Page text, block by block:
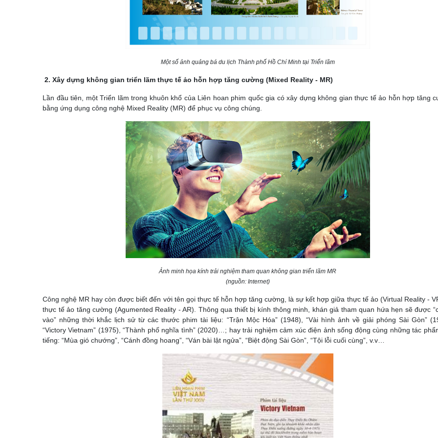
Một số ảnh quảng bá du lịch Thành phố Hồ Chí Minh tại Triển lãm
2. Xây dựng không gian triển lãm thực tế ảo hỗn hợp tăng cường (Mixed Reality - MR)
Lần đầu tiên, một Triển lãm trong khuôn khổ của Liên hoan phim quốc gia có xây dựng không gian thực tế ảo hỗn hợp tăng
bằng ứng dụng công nghệ Mixed Reality (MR) để phục vụ công chúng.
Ảnh minh họa kính trải nghiệm tham quan không gian triển lãm MR
(nguồn: Internet)
Công nghệ MR hay còn được biết đến với tên gọi thực tế hỗn hợp tăng cường, là sự kết hợp giữa thực tế ảo (Virtual Reality -
thực tế ảo tăng cường (Agumented Reality - AR). Thông qua thiết bị kính thông minh, khán giả tham quan hứa hẹn sẽ được
vào” những thời khắc lịch sử từ các thước phim tài liệu: “Trận Mộc Hóa” (1948), “Vài hình ảnh về giải phóng Sài Gòn”
“Victory Vietnam” (1975), “Thành phố nghĩa tình” (2020)…; hay trải nghiệm cảm xúc điện ảnh sống động cùng những tác
tiếng: “Mùa gió chướng”, “Cánh đồng hoang”, “Ván bài lật ngửa”, “Biệt động Sài Gòn”, “Tội lỗi cuối cùng”, v.v…